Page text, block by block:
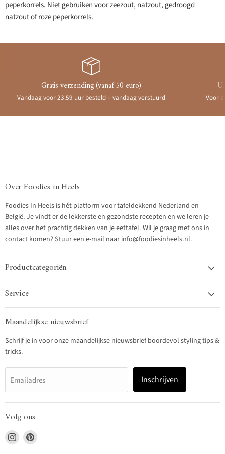
peperkorrels. Niet gebruiken voor zeezout, natzout, gedroogd
natzout of roze peperkorrels.
Gratis verzending (vanaf 50 euro)
Vandaag voor 23.59 uur besteld = vandaag verstuurd Voor
Over Foodies in Heels
Foodies In Heels is hét platform voor tafeldekkend Nederland en
België. Je vindt er de lekkerste en gezondste recepten en we leren je
alles over het prachtig dekken van je eettafel. Wil je graag met ons in
contact komen? Stuur een e-mail naar info@foodiesinheels.nl.
Productcategoriën
Service
Maandelijkse nieuwsbrief
Schrijf je in voor onze maandelijkse nieuwsbrief boordevol styling tips &
tricks.
Emailadres Inschrijven
Volg ons
Vind
ons
Vind